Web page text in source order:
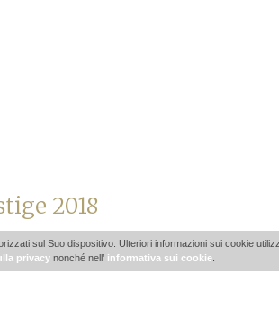
2018
sul Suo dispositivo. Ulteriori informazioni sui cookie
privacynonché nell’ informativa sui cookie.